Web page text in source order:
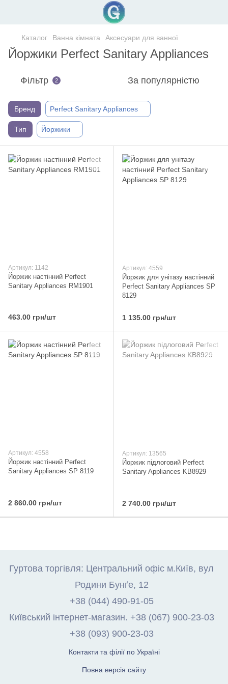
Каталог Ванна кімната Аксесуари для ванної
Йоржики Perfect Sanitary Appliances
Фільтр 2 За популярністю
Бренд Perfect Sanitary Appliances
Тип Йоржики
Артикул: 1142
Йоржик настінний Perfect
Sanitary Appliances RM1901
463.00 грн/шт
Артикул: 4559
Йоржик для унітазу настінний
Perfect Sanitary Appliances SP
8129
1 135.00 грн/шт
Артикул: 4558
Йоржик настінний Perfect
Sanitary Appliances SP 8119
2 860.00 грн/шт
Артикул: 13565
Йоржик підлоговий Perfect
Sanitary Appliances KB8929
2 740.00 грн/шт
Гуртова торгівля: Центральний офіс м.Київ, вул
Родини Бунґе, 12
+38 (044) 490-91-05
Київський інтернет-магазин. +38 (067) 900-23-03
+38 (093) 900-23-03
Контакти та філії по Україні
Повна версія сайту